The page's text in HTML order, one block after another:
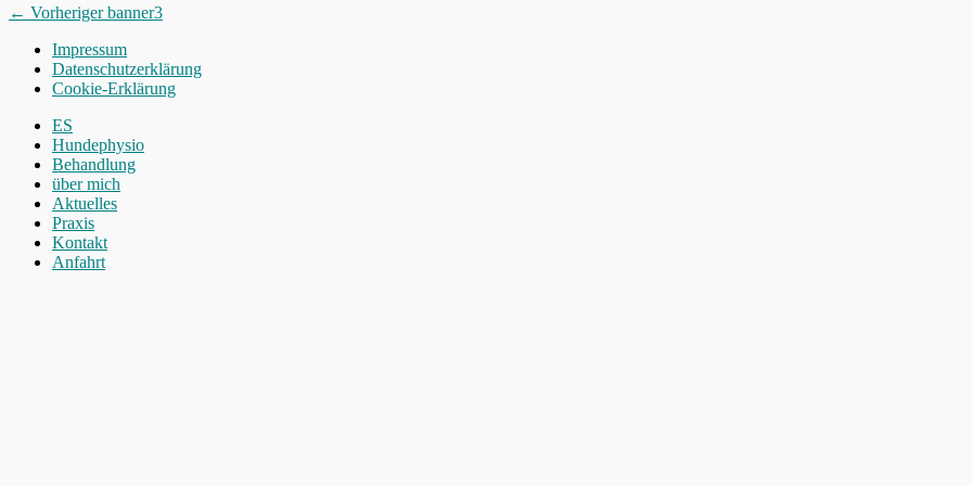
Beitragsnavigation
← Vorheriger Vorheriger
banner3
Impressum
Datenschutzerklärung
Cookie-Erklärung
Nach
oben
scrollen
ES
Hundephysio
Behandlung
über mich
Aktuelles
Praxis
Kontakt
Anfahrt